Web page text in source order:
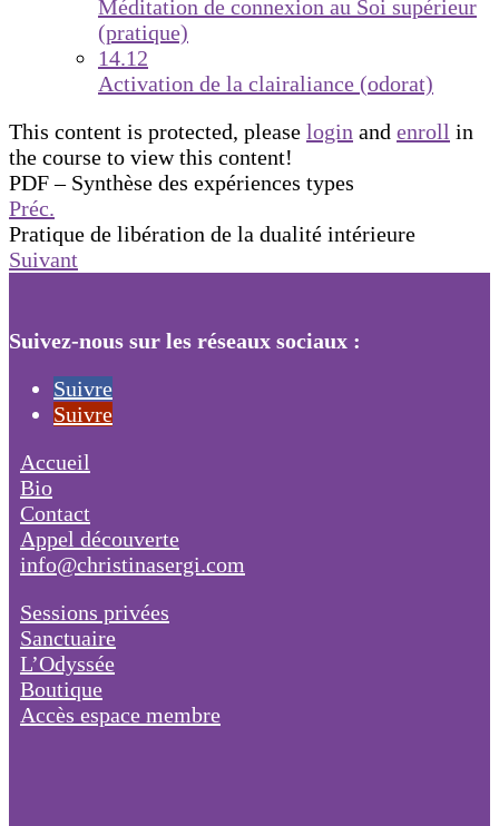
Méditation de connexion au Soi supérieur
(pratique)
14.12
Activation de la clairaliance (odorat)
This content is protected, please login and enroll in
the course to view this content!
PDF – Synthèse des expériences types
Préc.
Pratique de libération de la dualité intérieure
Suivant
Suivez-nous sur les réseaux sociaux :
Suivre
Suivre
Accueil
Bio
Contact
Appel découverte
info@christinasergi.com
Sessions privées
Sanctuaire
L’Odyssée
Boutique
Accès espace membre